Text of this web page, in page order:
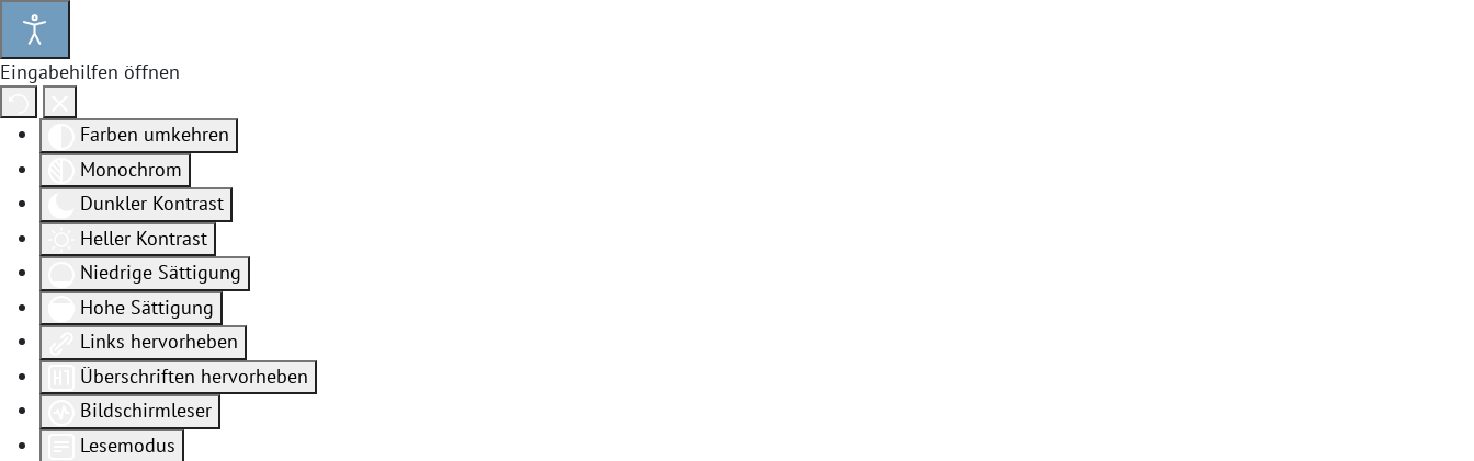
Eingabehilfen öffnen
Farben umkehren
Monochrom
Dunkler Kontrast
Heller Kontrast
Niedrige Sättigung
Hohe Sättigung
Links hervorheben
Überschriften hervorheben
Bildschirmleser
Lesemodus